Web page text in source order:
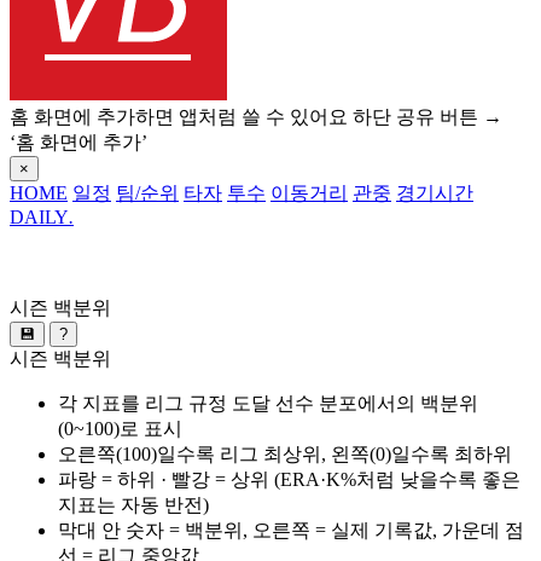
홈 화면에 추가하면 앱처럼 쓸 수 있어요 하단 공유 버튼 →
‘홈 화면에 추가’
×
HOME 일정 팀/순위 타자 투수 이동거리 관중 경기시간
DAILY.
시즌 백분위
💾 ?
시즌 백분위
각 지표를 리그 규정 도달 선수 분포에서의 백분위
(0~100)로 표시
오른쪽(100)일수록 리그 최상위, 왼쪽(0)일수록 최하위
파랑 = 하위 · 빨강 = 상위 (ERA·K%처럼 낮을수록 좋은
지표는 자동 반전)
막대 안 숫자 = 백분위, 오른쪽 = 실제 기록값, 가운데 점
선 = 리그 중앙값